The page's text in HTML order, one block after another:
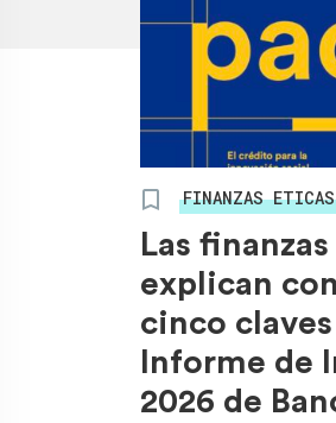
FINANZAS ETICAS
Las
explican
cinco claves
Informe de
2026 de